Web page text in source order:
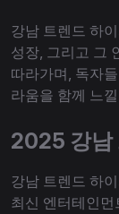
강남 트렌드 하
성장, 그리고 그
따라가며, 독자
라움을 함께 느
2025 강남
강남 트렌드 하
최신 엔터테인